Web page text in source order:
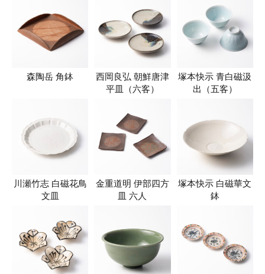
森陶岳 角鉢
西岡良弘 朝鮮唐津
平皿（六客）
塚本快示 青白磁汲
出（五客）
川瀬竹志 白磁花鳥
文皿
金重道明 伊部四方
皿 六人
塚本快示 白磁華文
鉢